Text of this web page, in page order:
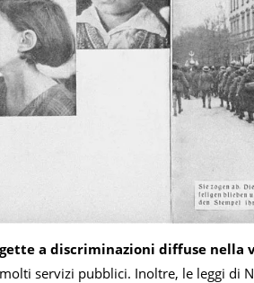
a discriminazioni diffuse nella
servizi pubblici. Inoltre, le leggi di